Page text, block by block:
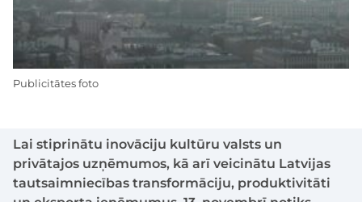
Lai stiprinātu inovāciju kultūru valsts un
privātajos uzņēmumos, kā arī veicinātu Latvijas
tautsaimniecības transformāciju, produktivitāti
Publicitātes foto